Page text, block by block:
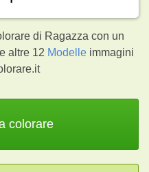
di Ragazza con un
altre 12 Modelle immagini
colorare